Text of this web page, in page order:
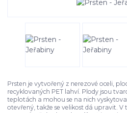
Prsten je vytvořený z nerezové oceli,
recyklovaných PET lahví. Plody jsou
teplotách a mohou se na nich
otevřený, takže se velikost dá upravit. V